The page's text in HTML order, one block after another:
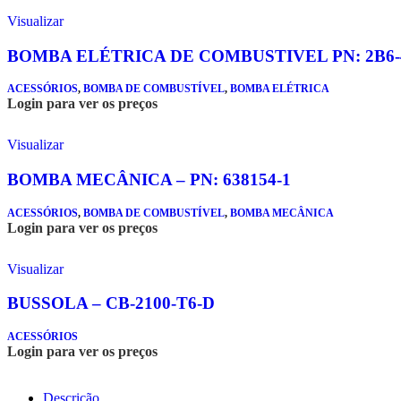
Visualizar
BOMBA ELÉTRICA DE COMBUSTIVEL PN:
ACESSÓRIOS, BOMBA DE COMBUSTÍVEL, BOMBA ELÉTRICA
Login para ver os preços
Visualizar
BOMBA MECÂNICA – PN: 638154-1
ACESSÓRIOS, BOMBA DE COMBUSTÍVEL, BOMBA MECÂNICA
Login para ver os preços
Visualizar
BUSSOLA – CB-2100-T6-D
ACESSÓRIOS
Login para ver os preços